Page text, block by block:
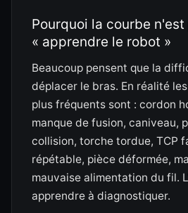
Pourquoi la courbe n'est
« apprendre le robot »
Beaucoup pensent que la
déplacer le bras. En réalité
plus fréquents sont : cordon
manque de fusion, caniveau,
collision, torche tordue, TCP
répétable, pièce déformée,
mauvaise alimentation du fil.
apprendre à diagnostiquer.